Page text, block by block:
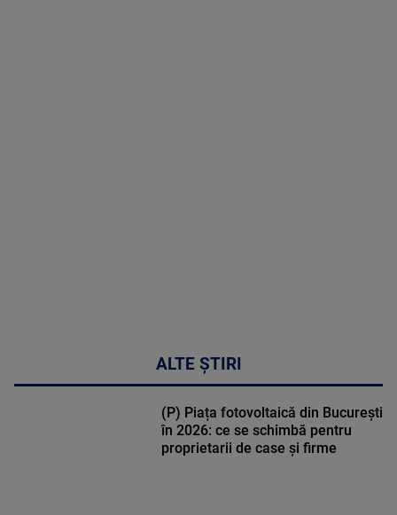
ALTE ȘTIRI
(P) Piața fotovoltaică din București
în 2026: ce se schimbă pentru
proprietarii de case și firme